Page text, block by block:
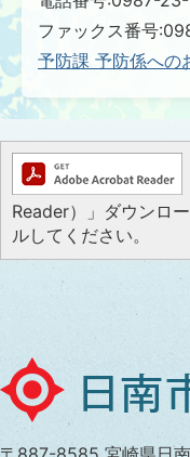
ファックス番号
予防課 予防係への
Reader）」ダウンロ
ルしてください。
日
南